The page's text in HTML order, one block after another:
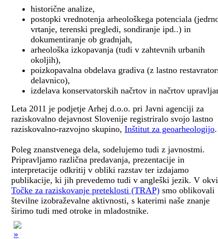
historične analize,
postopki vrednotenja arheološkega potenciala
vrtanje, terenski pregledi, sondiranje ipd..) in
dokumentiranje ob gradnjah,
arheološka izkopavanja (tudi v zahtevnih urbanih
okoljih),
poizkopavalna obdelava gradiva (z lastno
delavnico),
izdelava konservatorskih načrtov in načrtov
Leta 2011 je podjetje Arhej d.o.o. pri Javni agenciji za
raziskovalno dejavnost Slovenije registriralo svojo lastno
raziskovalno-razvojno skupino, Inštitut za geoarheologijo.
Poleg znanstvenega dela, sodelujemo tudi z javnostmi.
Pripravljamo različna predavanja, prezentacije in
interpretacije odkritij v obliki razstav ter izdajamo
publikacije, ki jih prevedemo tudi v angleški jezik. V
Točke za raziskovanje preteklosti (TRAP) smo oblikovali
številne izobraževalne aktivnosti, s katerimi naše znanje
širimo tudi med otroke in mladostnike.